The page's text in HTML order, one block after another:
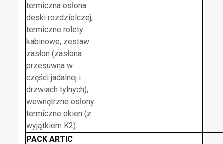
termiczna osłona
deski rozdzielczej,
termiczne rolety
kabinowe, zestaw
zasłon (zasłona
przesuwna w
części jadalnej i
drzwiach tylnych),
wewnętrzne osłony
termiczne okien (z
wyjątkiem K2).
PACK ARTIC